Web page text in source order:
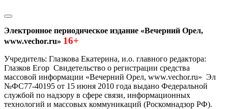
Электронное периодическое издание «Вечерний Орел,
www.vechor.ru» 16+
Учредитель: Глазкова Екатерина, и.о. главного редактора:
Глазков Егор Свидетельство о регистрации средства
массовой информации «Вечерний Орел, www.vechor.ru» Эл
№ФС77-40195 от 15 июня 2010 года выдано Федеральной
службой по надзору в сфере связи, информационных
технологий и массовых коммуникаций (Роскомнадзор РФ).